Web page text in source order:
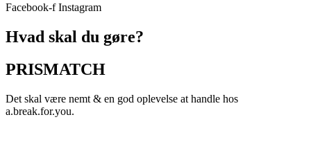
Facebook-f Instagram
Hvad skal du gøre?
PRISMATCH
Det skal være nemt & en god oplevelse at handle hos
a.break.for.you.